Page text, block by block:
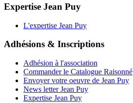
Expertise Jean Puy
L'expertise Jean Puy
Adhésions & Inscriptions
Adhésion à l'association
Commander le Catalogue Raisonné
Envoyer votre oeuvre de Jean Puy
News letter Jean Puy
Expertise Jean Puy